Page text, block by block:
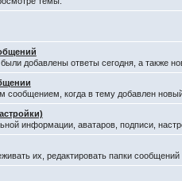
добавлены ответы сегодня, а также
сообщением, когда в тему добавлен
информации, аватаров, подписи,
их, редактировать папки